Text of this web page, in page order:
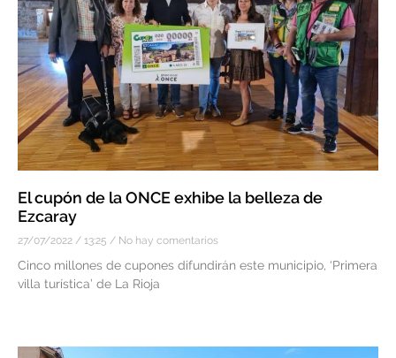
El cupón de la ONCE exhibe la belleza de
Ezcaray
27/07/2022 13:25 No hay comentarios
Cinco millones de cupones difundirán este municipio, ‘Primera
villa turística’ de La Rioja